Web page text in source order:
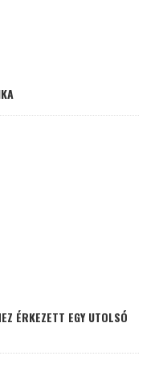
ÉRKEZETT EGY UTOLSÓ